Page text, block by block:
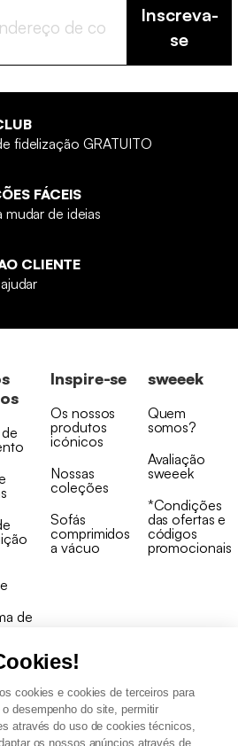
cookies e cookies de terceiros para
desempenho do site, permitir
através do uso de cookies técnicos,
os nossos anúncios através de
Inscreva-
se
fidelização GRATUITO
FÁCEIS
mudar de ideias
CLIENTE
de
Inspire-se
Os nossos
produtos
icónicos
Nossas
coleções
Sofás
comprimidos
a vácuo
sweeek
Quem
somos?
Avaliação
sweeek
*Condições
das ofertas e
códigos
promocionais